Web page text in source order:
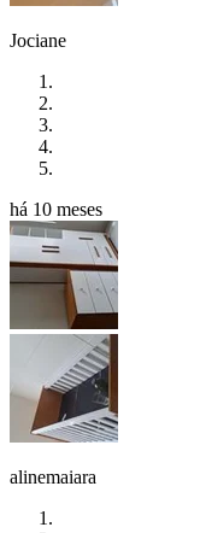
Jociane
há 10 meses
alinemaiara